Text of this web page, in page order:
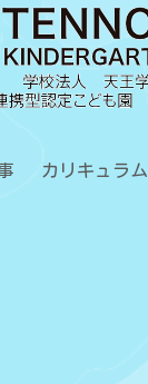
カリキュラム